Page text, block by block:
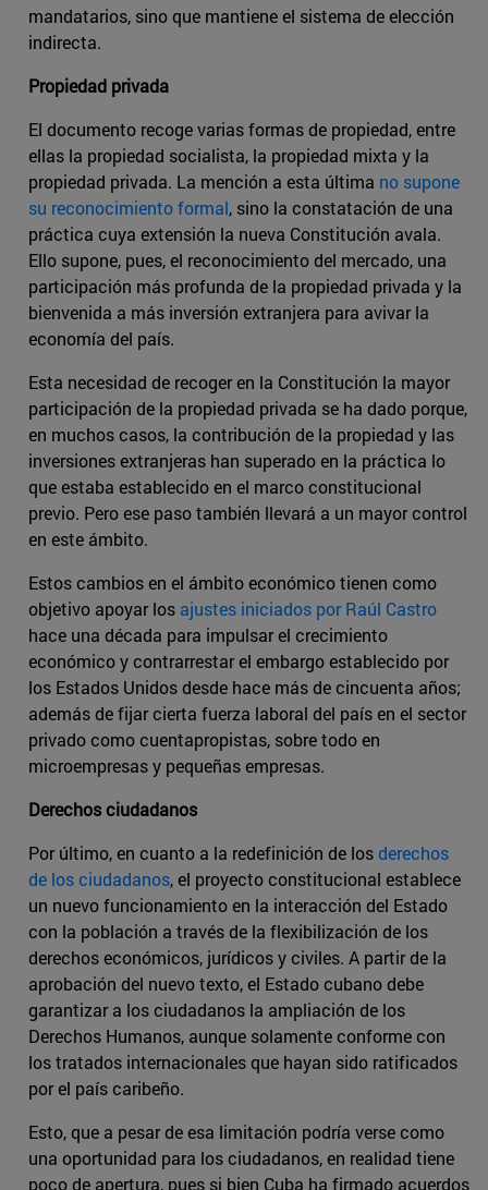
mandatarios, sino que mantiene el sistema de elección
indirecta.
Propiedad privada
El documento recoge varias formas de propiedad, entre
ellas la propiedad socialista, la propiedad mixta y la
propiedad privada. La mención a esta última no supone
su reconocimiento formal, sino la constatación de una
práctica cuya extensión la nueva Constitución avala.
Ello supone, pues, el reconocimiento del mercado, una
participación más profunda de la propiedad privada y la
bienvenida a más inversión extranjera para avivar la
economía del país.
Esta necesidad de recoger en la Constitución la mayor
participación de la propiedad privada se ha dado porque,
en muchos casos, la contribución de la propiedad y las
inversiones extranjeras han superado en la práctica lo
que estaba establecido en el marco constitucional
previo. Pero ese paso también llevará a un mayor control
en este ámbito.
Estos cambios en el ámbito económico tienen como
objetivo apoyar los ajustes iniciados por Raúl Castro
hace una década para impulsar el crecimiento
económico y contrarrestar el embargo establecido por
los Estados Unidos desde hace más de cincuenta años;
además de fijar cierta fuerza laboral del país en el sector
privado como cuentapropistas, sobre todo en
microempresas y pequeñas empresas.
Derechos ciudadanos
Por último, en cuanto a la redefinición de losderechos
de los ciudadanos, el proyecto constitucional establece
un nuevo funcionamiento en la interacción del Estado
con la población a través de la flexibilización de los
derechos económicos, jurídicos y civiles. A partir de la
aprobación del nuevo texto, el Estado cubano debe
garantizar a los ciudadanos la ampliación de los
Derechos Humanos, aunque solamente conforme con
los tratados internacionales que hayan sido ratificados
por el país caribeño.
Esto, que a pesar de esa limitación podría verse como
una oportunidad para los ciudadanos, en realidad tiene
poco de apertura, pues si bien Cuba ha firmado acuerdos